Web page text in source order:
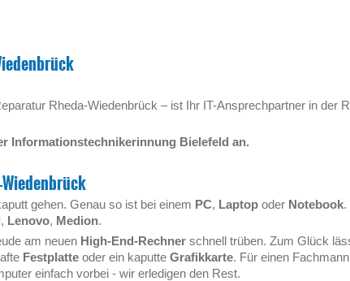
Rheda-Wiedenbrück – ist Ihr IT-Ansprechpartner in der
Informationstechnikerinnung Bielefeld an.
gehen. Genau so ist bei einem PC, Laptop oder Notebook.
, Lenovo, Medion.
am neuen High-End-Rechner schnell trüben. Zum Glück
Festplatte oder ein kaputte Grafikkarte. Für einen
einfach vorbei - wir erledigen den Rest.